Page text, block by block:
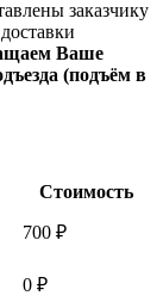
заказчику
Ваше
(подъём в
Стоимость
700 ₽
0 ₽